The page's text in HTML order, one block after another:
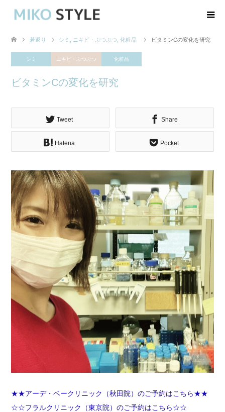
若返り シミ ニキビ・ぶつぶつ 化粧品 ビタミンCの変化を研究
シミ ニキビ・ぶつぶつ 化粧品
ビタミンCの変化を研究
Tweet Share
Hatena Pocket
★★アーデ・ベークリニック（秋田院）のご予約はこちら★★
☆☆フラルクリニック（東京院）のご予約はこちら☆☆